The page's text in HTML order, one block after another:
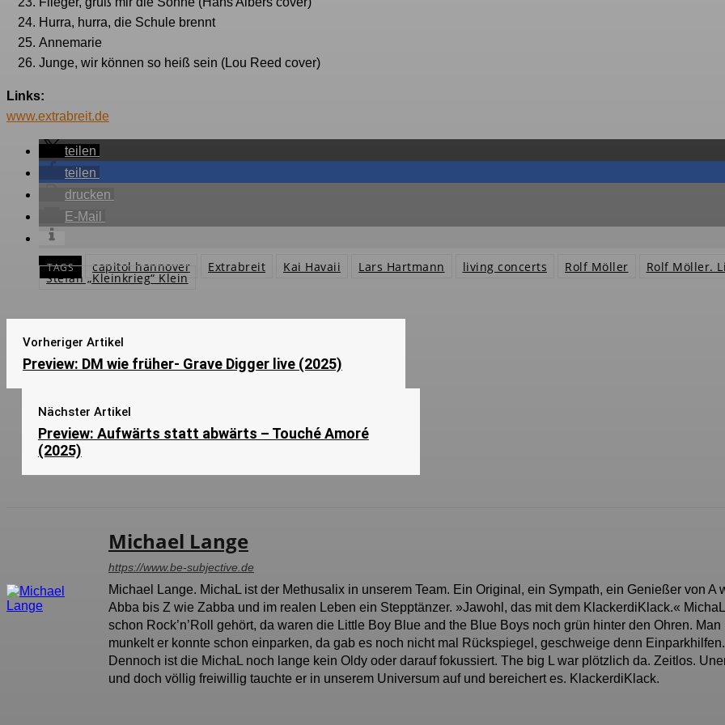
Hurra, hurra, die Schule brennt
Annemarie
Junge, wir können so heiß sein (Lou Reed cover)
Links:
www.extrabreit.de
teilen
teilen
drucken
E-Mail
TAGS capitol hannover Extrabreit Kai Havaii Lars Hartmann living concerts Rolf Möller Rolf Möller.
Stefan „Kleinkrieg“ Klein
Vorheriger Artikel
Preview: DM wie früher- Grave Digger live (2025)
Nächster Artikel
Preview: Aufwärts statt abwärts – Touché Amoré
(2025)
Michael Lange
https://www.be-subjective.de
Michael Lange. MichaL ist der Methusalix in unserem Team. Ein Original, ein Sympath, ein Genießer von A
Abba bis Z wie Zabba und im realen Leben ein Stepptänzer. »Jawohl, das mit dem KlackerdiKlack.«
schon Rock’n’Roll gehört, da waren die Little Boy Blue and the Blue Boys noch grün hinter den Ohren. Man
munkelt er konnte schon einparken, da gab es noch nicht mal Rückspiegel, geschweige denn Einparkhilfen.
Dennoch ist die MichaL noch lange kein Oldy oder darauf fokussiert. The big L war plötzlich da. Zeitlos.
und doch völlig freiwillig tauchte er in unserem Universum auf und bereichert es. KlackerdiKlack.